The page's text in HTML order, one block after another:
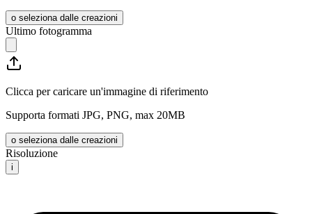
o seleziona dalle creazioni
Ultimo fotogramma
Clicca per caricare un'immagine di riferimento
Supporta formati JPG, PNG, max 20MB
o seleziona dalle creazioni
Risoluzione
i